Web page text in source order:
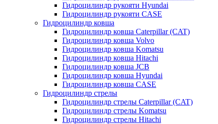
Гидроцилиндр рукояти Hyundai
Гидроцилиндр рукояти CASE
Гидроцилиндр ковша
Гидроцилиндр ковша Caterpillar (CAT)
Гидроцилиндр ковша Volvo
Гидроцилиндр ковша Komatsu
Гидроцилиндр ковша Hitachi
Гидроцилиндр ковша JCB
Гидроцилиндр ковша Hyundai
Гидроцилиндр ковша CASE
Гидроцилиндр стрелы
Гидроцилиндр стрелы Caterpillar (CAT)
Гидроцилиндр стрелы Komatsu
Гидроцилиндр стрелы Hitachi